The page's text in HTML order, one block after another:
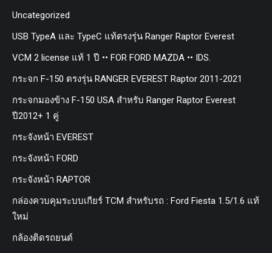
Uncategorized
USB TypeA และ TypeC แท้ตรงรุ่น Ranger Raptor Everest
VCM 2 license แท้ 1 ปี •• FOR FORD MAZDA •• IDS.
กระจก F-150 ตรงรุ่น RANGER EVEREST Raptor 2011-2021
กระจกมองข้าง F-150 USA สำหรับ Ranger Raptor Everest
ปี2012+ 1 คู่
กระจังหน้า EVEREST
กระจังหน้า FORD
กระจังหน้า RAPTOR
กล่องควบคุมระบบเกียร์ TCM สำหรับรถ : Ford Fiesta 1.5/1.6 แท้
ใหม่
กล้องติดรถยนต์